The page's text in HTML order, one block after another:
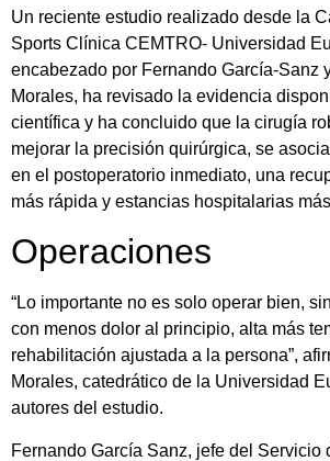
Un reciente estudio realizado desde la
Sports Clínica CEMTRO- Universidad
encabezado por Fernando García-Sanz
Morales, ha revisado la evidencia
científica y ha concluido que la cirugía
mejorar la precisión quirúrgica, se
en el postoperatorio inmediato, una
más rápida y estancias hospitalarias
Operaciones
“Lo importante no es solo operar bien,
con menos dolor al principio, alta más
rehabilitación ajustada a la persona”,
Morales, catedrático de la Universidad
autores del estudio.
Fernando García Sanz, jefe del Servicio